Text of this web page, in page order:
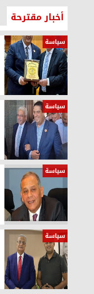
أخبار مقترحة
سياسة
سياسة
سياسة
سياسة